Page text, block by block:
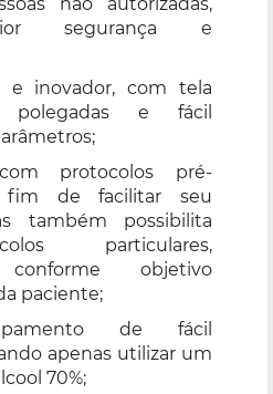
segurança e
e inovador, com tela
e fácil
protocolos pré-
fim de facilitar seu
também possibilita
particulares,
conforme objetivo
paciente;
de fácil
apenas utilizar um
70%;